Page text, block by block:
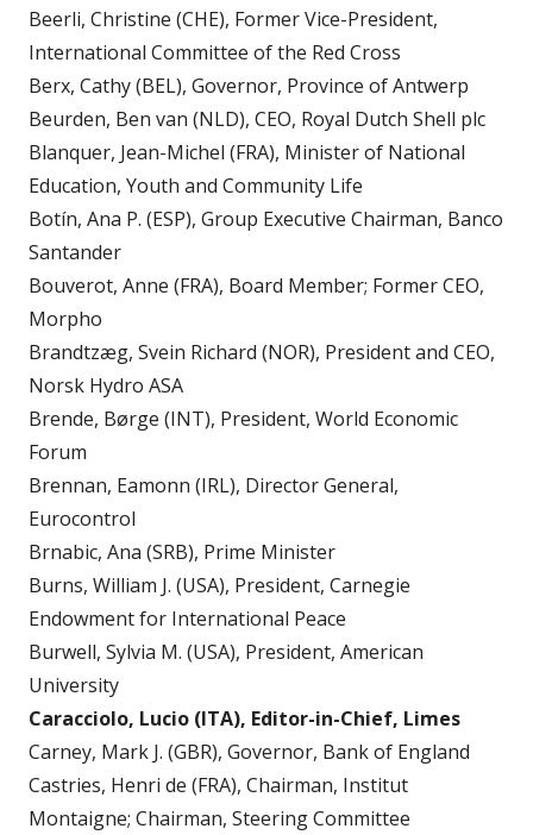
Beerli, Christine (CHE), Former Vice-President,
International Committee of the Red Cross
Berx, Cathy (BEL), Governor, Province of Antwerp
Beurden, Ben van (NLD), CEO, Royal Dutch Shell plc
Blanquer, Jean-Michel (FRA), Minister of National
Education, Youth and Community Life
Botín, Ana P. (ESP), Group Executive Chairman, Banco
Santander
Bouverot, Anne (FRA), Board Member; Former CEO,
Morpho
Brandtzæg, Svein Richard (NOR), President and CEO,
Norsk Hydro ASA
Brende, Børge (INT), President, World Economic
Forum
Brennan, Eamonn (IRL), Director General,
Eurocontrol
Brnabic, Ana (SRB), Prime Minister
Burns, William J. (USA), President, Carnegie
Endowment for International Peace
Burwell, Sylvia M. (USA), President, American
University
Caracciolo, Lucio (ITA), Editor-in-Chief, Limes
Carney, Mark J. (GBR), Governor, Bank of England
Castries, Henri de (FRA), Chairman, Institut
Montaigne; Chairman, Steering Committee